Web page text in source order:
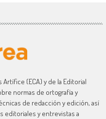
(ECA) y de la Editorial
normas de ortografía y
de redacción y edición, así
editoriales y entrevistas a